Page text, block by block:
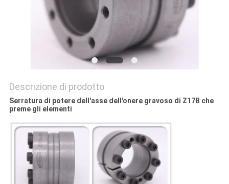
POLICY
Descrizione di prodotto
Serratura di potere dell'asse dell'onere gravoso di Z17B che
preme gli elementi